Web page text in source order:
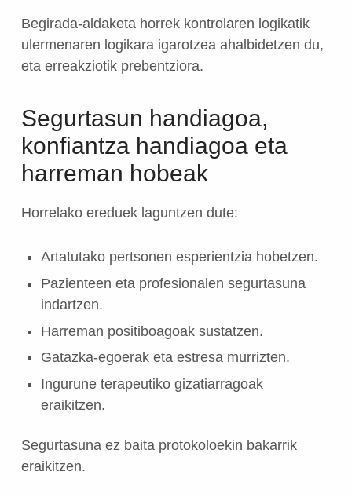
Begirada-aldaketa horrek kontrolaren logikatik
ulermenaren logikara igarotzea ahalbidetzen du,
eta erreakziotik prebentziora.
Segurtasun handiagoa,
konfiantza handiagoa eta
harreman hobeak
Horrelako ereduek laguntzen dute:
Artatutako pertsonen esperientzia hobetzen.
Pazienteen eta profesionalen segurtasuna
indartzen.
Harreman positiboagoak sustatzen.
Gatazka-egoerak eta estresa murrizten.
Ingurune terapeutiko gizatiarragoak
eraikitzen.
Segurtasuna ez baita protokoloekin bakarrik
eraikitzen.